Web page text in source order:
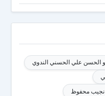
الحسن علي الحسني الندوي
نجيب محفوظ